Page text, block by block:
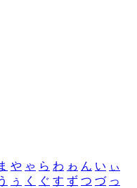
や ゃ ら わ ゎ ん い ぃ
ぅ く ぐ す ず つ づ っ